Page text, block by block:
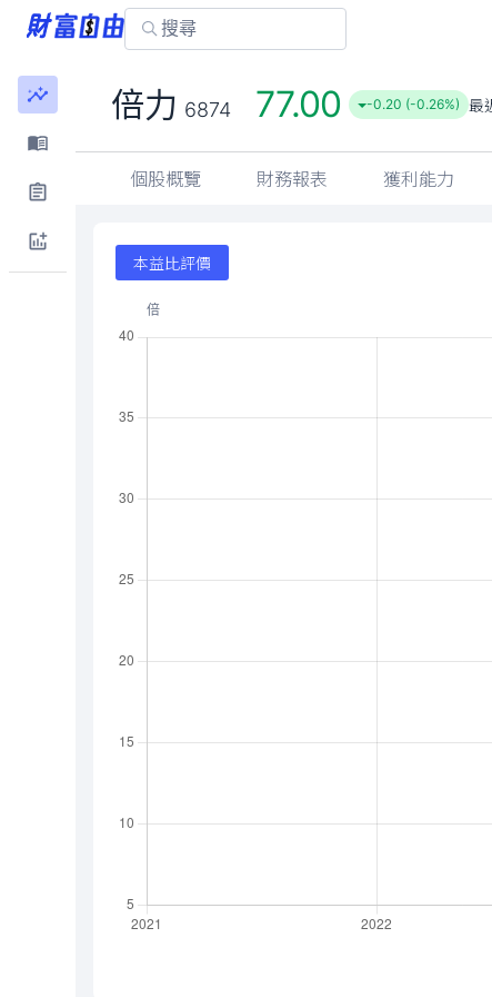
倍力 6874 77.00 -0.20 (-0.26%) 最
個股概覽 財務報表 獲利能力
本益比評價